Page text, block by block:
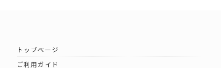
トップページ
ご利用ガイド